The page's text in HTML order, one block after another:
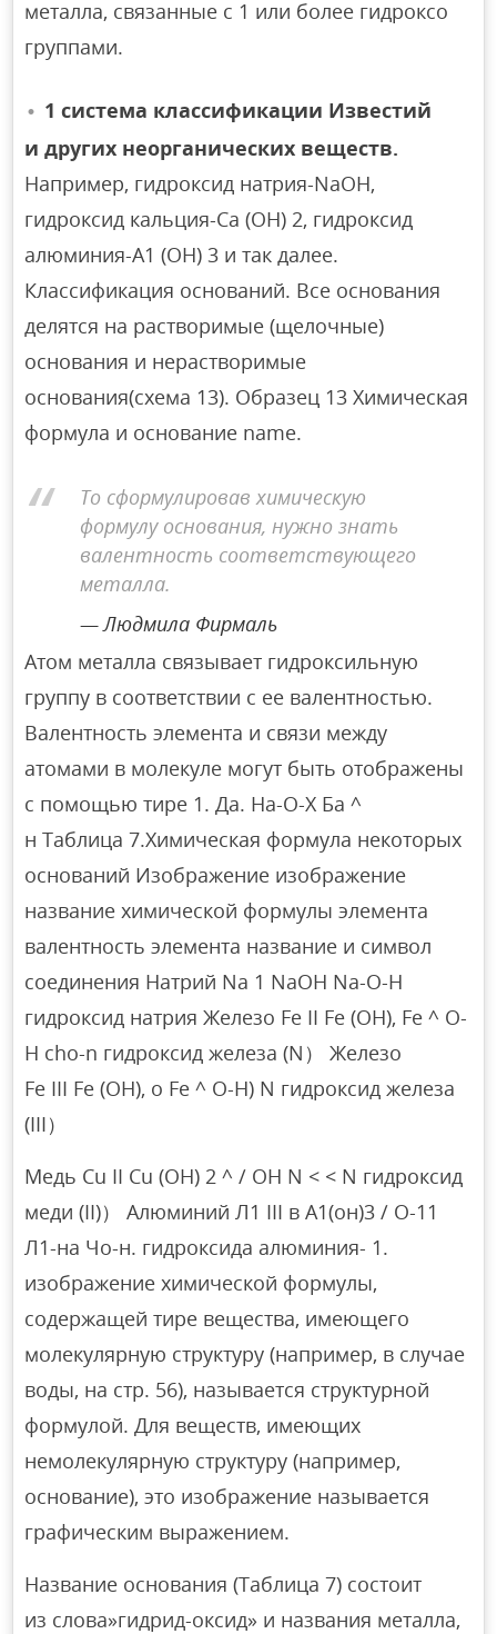
металла, связанные с 1 или более гидроксо
группами.
1 система классификации Известий
и других неорганических веществ.
Например, гидроксид натрия-NaOH,
гидроксид кальция-Ca (OH) 2, гидроксид
алюминия-A1 (OH) 3 и так далее.
Классификация оснований. Все основания
делятся на растворимые (щелочные)
основания и нерастворимые
основания(схема 13). Образец 13 Химическая
формула и основание name.
To сформулировав химическую
формулу основания, нужно знать
валентность соответствующего
металла.
Людмила Фирмаль
Атом металла связывает гидроксильную
группу в соответствии с ее валентностью.
Валентность элемента и связи между
атомами в молекуле могут быть отображены
с помощью тире 1. Да. На-О-Х Ба ^
н Таблица 7.Химическая формула некоторых
оснований Изображение изображение
название химической формулы элемента
валентность элемента название и символ
соединения Натрий Na 1 NaOH Na-O-H
гидроксид натрия Железо Fe II Fe (OH), Fe ^ O-
H cho-n гидроксид железа (N） Железо
Fe III Fe (OH), o Fe ^ O-H) N гидроксид железа
(III）
Медь Cu II Cu (OH) 2 ^ / OH N < < N гидроксид
меди (II)） Алюминий Л1 III в А1(он)3 / О-11
Л1-на Чо-н. гидроксида алюминия- 1.
изображение химической формулы,
содержащей тире вещества, имеющего
молекулярную структуру (например, в случае
воды, на стр. 56), называется структурной
формулой. Для веществ, имеющих
немолекулярную структуру (например,
основание), это изображение называется
графическим выражением.
Название основания (Таблица 7) состоит
из слова»гидрид-оксид» и названия металла,